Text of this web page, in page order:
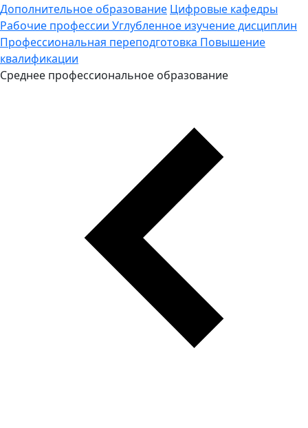
Дополнительное образование Цифровые кафедры
Рабочие профессии Углубленное изучение дисциплин
Профессиональная переподготовка Повышение
квалификации
Среднее профессиональное образование